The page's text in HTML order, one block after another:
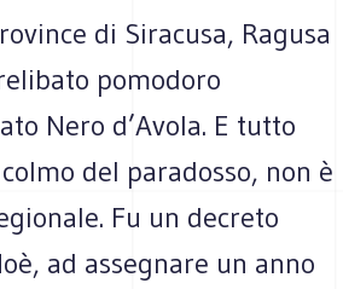
di Siracusa, Ragusa
pomodoro
Nero d’Avola. E tutto
del paradosso, non è
Fu un decreto
ad assegnare un anno